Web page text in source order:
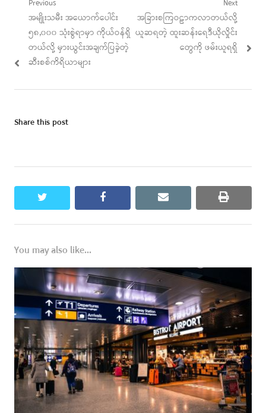
Post
navigation
Previous
Previous
post:
အမျိုးသမီး အယောက်ပေါင်း
၅၈,၀၀၀ သုံးစွဲရာမှာ ကိုယ်ဝန်ရှိ
တယ်လို့ မှားယွင်းအချက်ပြခဲ့တဲ့
ဆီးစစ်ကိရိယာများ
Next
Next
post:
အခြားစကြဝဠာကလာတယ်လို့
ယူဆရတဲ့ ထူးဆန်းရေဒီယိုလှိုင်း
တွေကို ဖမ်းယူရရှိ
Share this post
twitter facebook email print
You may also like...